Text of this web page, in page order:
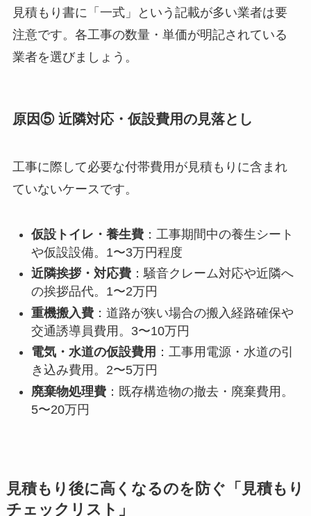
見積もり書に「一式」という記載が多い業者は要
注意です。各工事の数量・単価が明記されている
業者を選びましょう。
原因⑤ 近隣対応・仮設費用の見落とし
工事に際して必要な付帯費用が見積もりに含まれ
ていないケースです。
仮設トイレ・養生費：工事期間中の養生シート
や仮設設備。1〜3万円程度
近隣挨拶・対応費：騒音クレーム対応や近隣へ
の挨拶品代。1〜2万円
重機搬入費：道路が狭い場合の搬入経路確保や
交通誘導員費用。3〜10万円
電気・水道の仮設費用 ：工事用電源・水道の引
き込み費用。2〜5万円
廃棄物処理費：既存構造物の撤去・廃棄費用。
5〜20万円
見積もり後に高くなるのを防ぐ「見積もり
チェックリスト」